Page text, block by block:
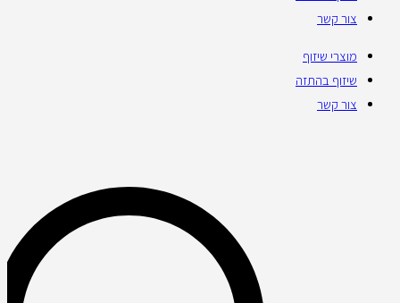
צור קשר
מוצרי שיזוף
שיזוף בהתזה
צור קשר